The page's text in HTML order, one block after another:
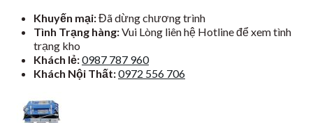
Khuyến mại:Đã dừng chương trình
Tình Trạng hàng:Vui Lòng liên hệ Hotline để xem tình
trạng kho
Khách lẻ:0987 787 960
Khách Nội Thất:0972 556 706